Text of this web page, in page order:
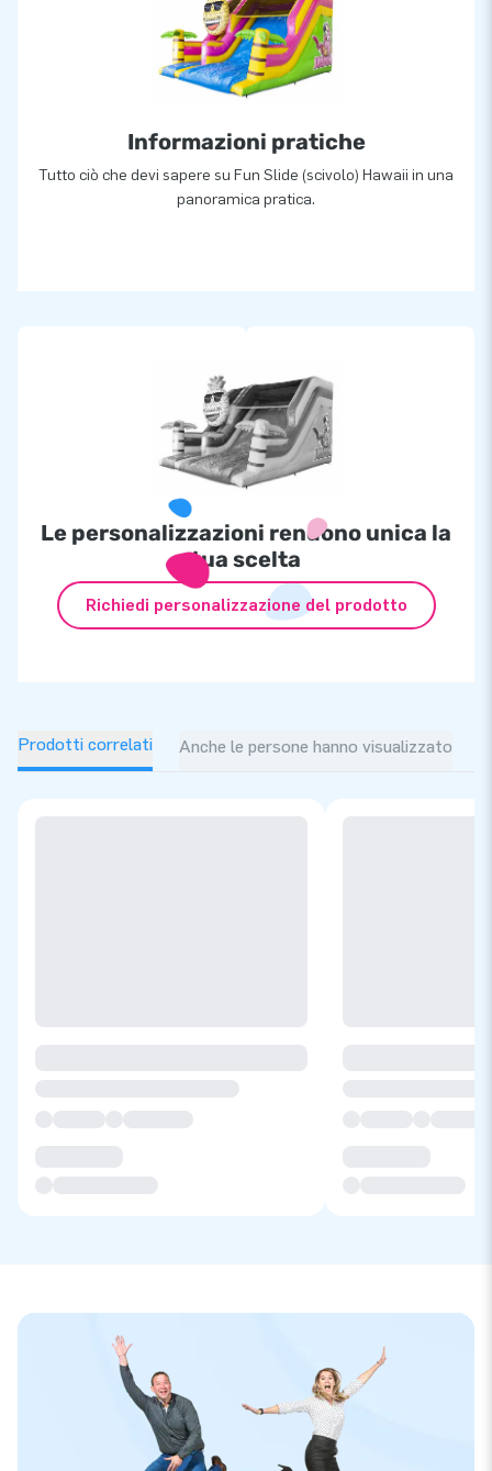
Informazioni pratiche
Tutto ciò che devi sapere su Fun Slide (scivolo) Hawaii in una
panoramica pratica.
Le personalizzazioni rendono unica la
tua scelta
Richiedi personalizzazione del prodotto
Prodotti correlati Anche le persone hanno visualizzato